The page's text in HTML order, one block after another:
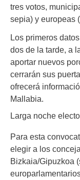
tres votos,
sepia) y europeas
Los primeros
dos de la tarde, a
aportar nuevos
cerrarán sus
ofrecerá
Mallabia.
Larga noche
Para esta
elegir a los
Bizkaia/Gipuzkoa